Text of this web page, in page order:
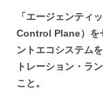
「エージェンティ
Control Plane）を
ントエコシステム
トレーション・ラ
こと。